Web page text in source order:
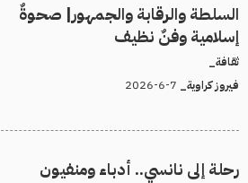
السلطة والرقابة والجمهور| صحوةٌ
إسلامية وفنٌ نظيف
ثقافة_
فيروز كراوية_
رحلة إلى نانسي.. أدباء ومنفيون